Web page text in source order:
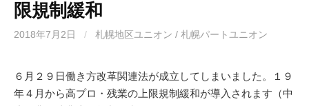
限規制緩和
2018年7月2日 / 札幌地区ユニオン / 札幌パートユニオン
６月２９日働き方改革関連法が成立してしまいました。１９
年４月から高プロ・残業の上限規制緩和が導入されます（中